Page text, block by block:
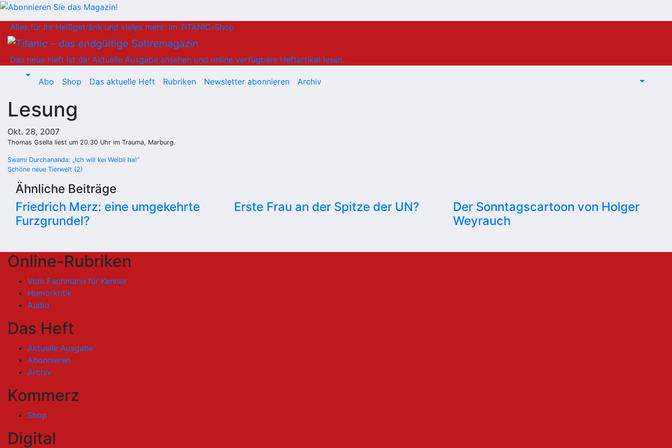
Inhalt
springen
Alles für Ihr Heißgetränk und vieles mehr: im TITANIC-Shop
Das neue Heft ist da! Aktuelle Ausgabe ansehen und online verfügbare Heftartikel lesen.
Abo Shop Das aktuelle Heft Rubriken Newsletter abonnieren Archiv
Lesung
Okt. 28, 2007
Thomas Gsella liest um 20.30 Uhr im Trauma, Marburg.
Beitragsnavigation
Swami Durchananda: „Ich will kei Weibli ha!“
Schöne neue Tierwelt (2)
Ähnliche Beiträge
Friedrich Merz: eine umgekehrte
Furzgrundel?
Erste Frau an der Spitze der UN?
Der Sonntagscartoon von Holger
Weyrauch
Online-Rubriken
Vom Fachmann für Kenner
Humorkritik
Audio
Das Heft
Aktuelle Ausgabe
Abonnieren
Archiv
Kommerz
Shop
Digital